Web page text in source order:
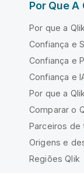
Por Que A
Por que a Qlik
Confiança e
Confiança e
Confiança e
Por que a
Comparar o
Parceiros de
Origens e
Regiões Qlik